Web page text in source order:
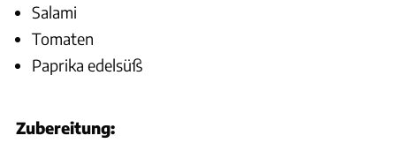
Salami
Tomaten
Paprika edelsüß
Zubereitung: